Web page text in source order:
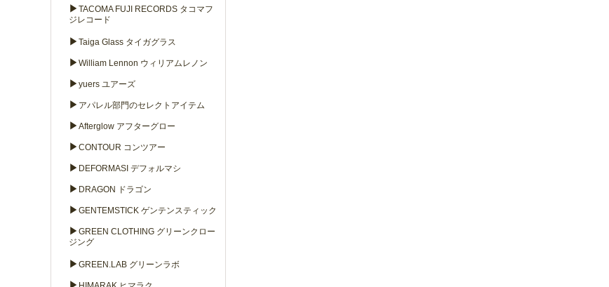
▶ TACOMA FUJI RECORDS タコマフ
ジレコード
▶ Taiga Glass タイガグラス
▶ William Lennon ウィリアムレノン
▶ yuers ユアーズ
▶ アパレル部門のセレクトアイテム
▶ Afterglow アフターグロー
▶ CONTOUR コンツアー
▶ DEFORMASI デフォルマシ
▶ DRAGON ドラゴン
▶ GENTEMSTICK ゲンテンスティック
▶ GREEN CLOTHING グリーンクロー
ジング
▶ GREEN.LAB グリーンラボ